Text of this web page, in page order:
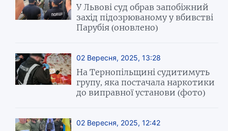
У Львові суд обрав запобіжний
захід підозрюваному у вбивстві
Парубія (оновлено)
02 Вересня, 2025, 13:28
На Тернопільщині судитимуть
групу, яка постачала наркотики
до виправної установи (фото)
02 Вересня, 2025, 12:42